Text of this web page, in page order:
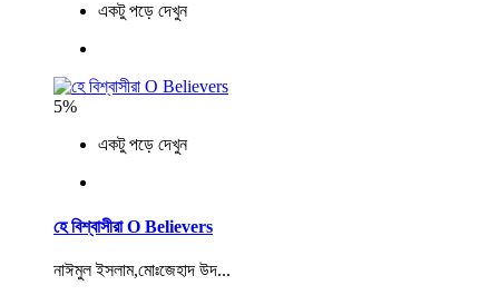
একটু পড়ে দেখুন
5%
একটু পড়ে দেখুন
হে বিশ্বাসীরা O Believers
নাঈমুল ইসলাম,মোঃজেহাদ উদ...